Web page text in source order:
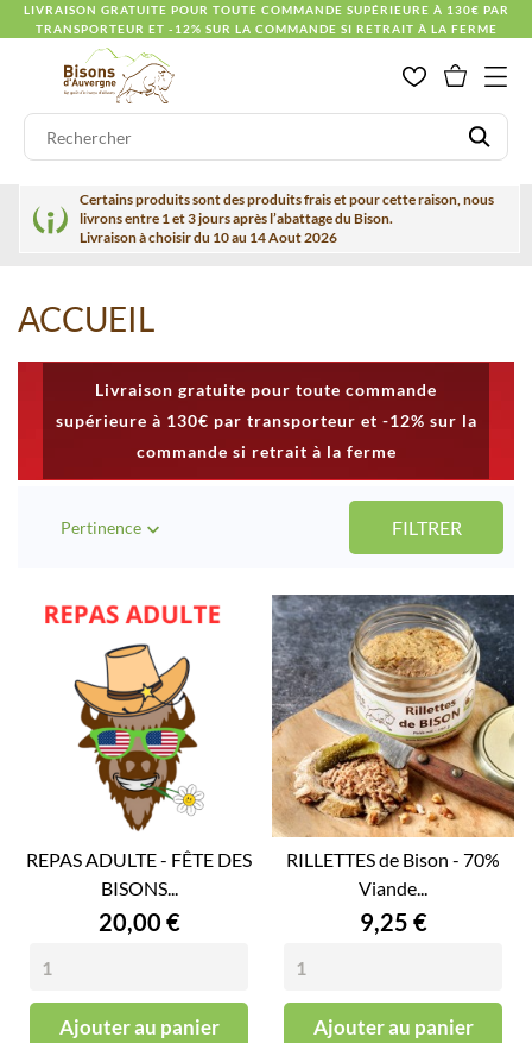
LIVRAISON GRATUITE POUR TOUTE COMMANDE SUPÉRIEURE À 130€ PAR
TRANSPORTEUR ET -12% SUR LA COMMANDE SI RETRAIT À LA FERME
Certains produits sont des produits frais et pour cette raison, nous
livrons entre 1 et 3 jours après l’abattage du Bison.
Livraison à choisir du 10 au 14 Aout 2026
ACCUEIL
Livraison gratuite pour toute commande
supérieure à 130€ par transporteur et -12% sur la
commande si retrait à la ferme
Pertinence  FILTRER
REPAS ADULTE - FÊTE DES
BISONS...
Prix
20,00 €
Ajouter au panier
RILLETTES de Bison - 70%
Viande...
Prix
9,25 €
Ajouter au panier